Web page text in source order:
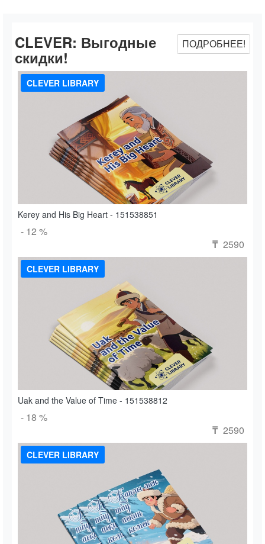
CLEVER: Выгодные
скидки!
ПОДРОБНЕЕ!
CLEVER LIBRARY
Kerey and His Big Heart - 151538851
- 12 %
₸ 2590
CLEVER LIBRARY
Uak and the Value of Time - 151538812
- 18 %
₸ 2590
CLEVER LIBRARY